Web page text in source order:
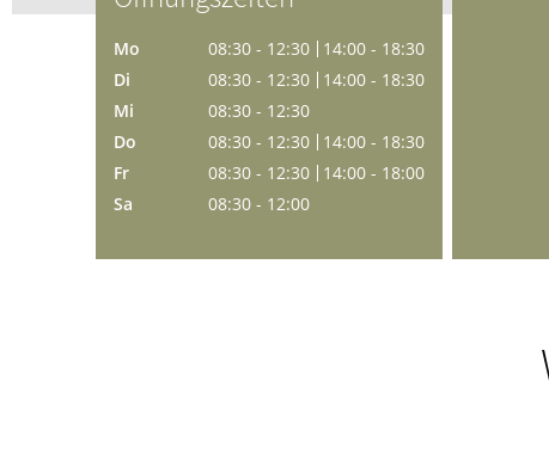
Mo 08:30 - 12:30
14:00 - 18:30
Di
08:30 - 12:30
14:00 - 18:30
Mi
08:30 - 12:30
Do
08:30 - 12:30
14:00 - 18:30
Fr
08:30 - 12:30
14:00 - 18:00
Sa
08:30 - 12:00